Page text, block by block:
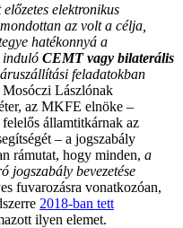
elektronikus
az volt a célja,
hatékonnyá a
induló CEMT vagy bilaterális
feladatokban
Mosóczi Lászlónak
az MKFE elnöke –
államtitkárnak az
– a jogszabály
rámutat, hogy minden, a
jogszabály bevezetése
fuvarozásra vonatkozóan,
2018-ban tett
ilyen elemet.